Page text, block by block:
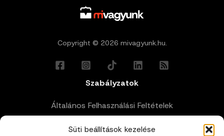
Süti beállítások kezelése
Copyright © 2026 mivagyunk.hu.
Szabályzatok
Általános Felhasználási Feltételek
Adatkezelési Tájékoztató